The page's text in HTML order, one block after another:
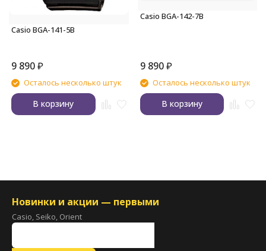
Casio BGA-141-5B
9 890₽
Осталось несколько штук
В корзину
Casio BGA-142-7B
9 890 ₽
Осталось несколько штук
В корзину
Новинки и акции — первыми
Casio, Seiko, Orient